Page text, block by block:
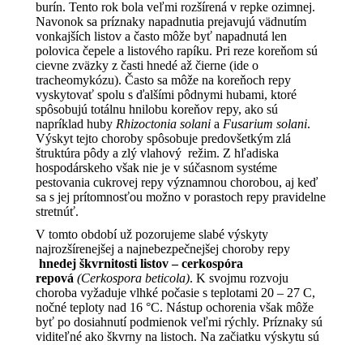
burín. Tento rok bola veľmi rozšírená v repke ozimnej.
Navonok sa príznaky napadnutia prejavujú vädnutím
vonkajších listov a často môže byť napadnutá len
polovica čepele a listového rapíku. Pri reze koreňom sú
cievne zväzky z časti hnedé až čierne (ide o
tracheomykózu). Často sa môže na koreňoch repy
vyskytovať spolu s ďalšími pôdnymi hubami, ktoré
spôsobujú totálnu hnilobu koreňov repy, ako sú
napríklad huby Rhizoctonia solani a Fusarium solani.
Výskyt tejto choroby spôsobuje predovšetkým zlá
štruktúra pôdy a zlý vlahový režim. Z hľadiska
hospodárskeho však nie je v súčasnom systéme
pestovania cukrovej repy významnou chorobou, aj keď
sa s jej prítomnosťou možno v porastoch repy pravidelne
stretnúť.
V tomto období už pozorujeme slabé výskyty
najrozšírenejšej a najnebezpečnejšej choroby repy
hnedej škvrnitosti listov – cerkospóra
repová (Cerkospora beticola). K svojmu rozvoju
choroba vyžaduje vlhké počasie s teplotami 20 – 27 C,
nočné teploty nad 16 °C. Nástup ochorenia však môže
byť po dosiahnutí podmienok veľmi rýchly. Príznaky sú
viditeľné ako škvrny na listoch. Na začiatku výskytu sú